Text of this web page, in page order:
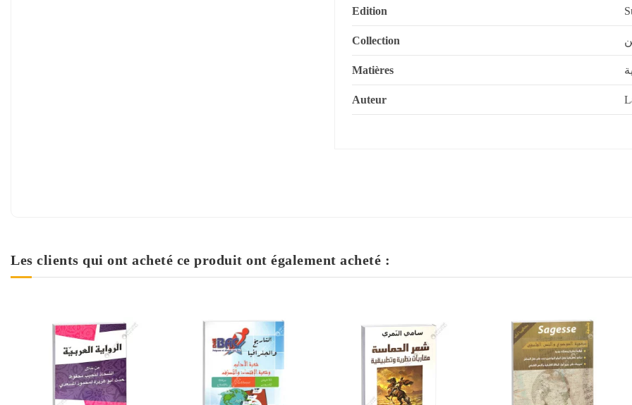
Edition
Collection
Matières
Auteur
Les clients qui ont acheté ce produit ont également acheté :